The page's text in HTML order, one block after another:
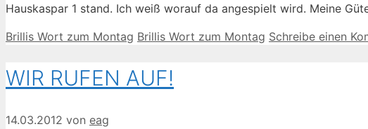
Hauskaspar 1 stand. Ich weiß worauf da angespielt wird. Meine
Kategorien
Brillis Wort zum Montag Schlagwörter
Brillis Wort zum Montag Schreibe einen
WIR RUFEN AUF!
14.03.2012 von eag